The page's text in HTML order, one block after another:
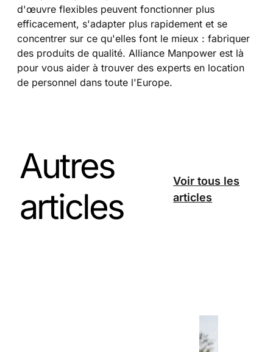
d'œuvre flexibles peuvent fonctionner plus
efficacement, s'adapter plus rapidement et se
concentrer sur ce qu'elles font le mieux : fabriquer
des produits de qualité. Alliance Manpower est là
pour vous aider à trouver des experts en location
de personnel dans toute l'Europe.
Autres
articles
Voir tous les
articles